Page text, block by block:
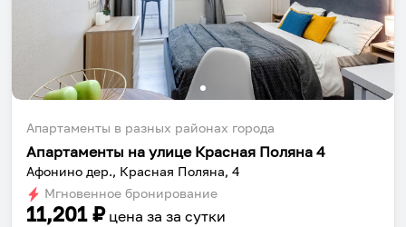
Апартаменты в разных районах города
Апартаменты на улице Красная Поляна 4
Афонино дер., Красная Поляна, 4
Мгновенное бронирование
11,201₽ цена за за сутки
Сохраняй места, повторяй маршруты, находи
компанию и бронируй жильё в одном
приложении.
Установить приложение